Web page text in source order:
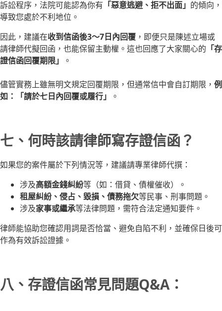
訴訟程序，法院可能認為你有 「惡意逃避、拒不出面」 的傾向，
導致您處於不利地位。
因此，建議在收到信函後3～7日內回覆 ，即便只是陳述立場或
請律師代擬回函，也能保留主動權。這也回應了大家關心的 「存
證信函回覆期限」
。
儘管實務上雖無明文規定回覆期限，但通常信中會自訂期限， 例
如：「請於七日內回覆或履行」
。
七、何時該請律師寫存證信函？
如果您的案件屬於下列情況等，建議請專業律師代撰：
涉及高額金錢糾紛等（如：借貸、債權催收）。
租屋糾紛、侵占、毀損、債務拖欠等民事、刑事問題。
涉及家事或繼承等法律問題，需符合法定通知要件。
律師能協助您確認用詞是否恰當、避免自陷不利，並確保日後可
作為有效訴訟證據。
八、存證信函常見問題Q&A：